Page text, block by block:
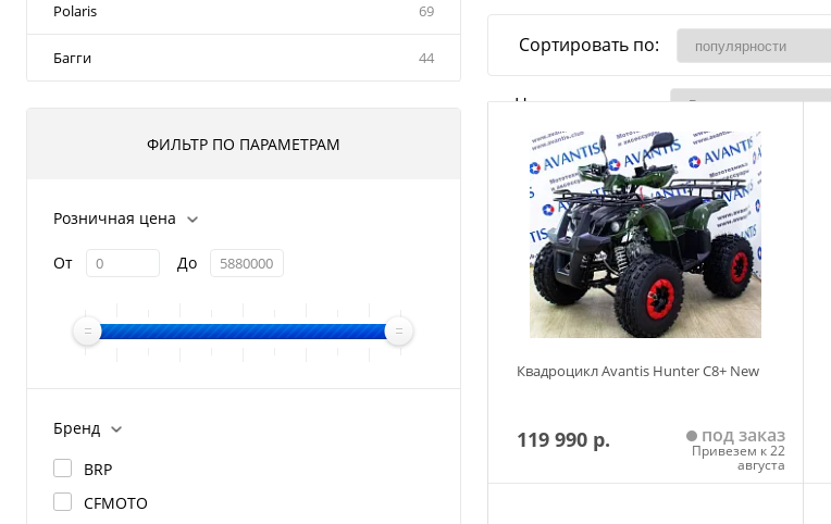
Polaris 69
Багги 44
ФИЛЬТР ПО ПАРАМЕТРАМ
Розничная цена
От До
Бренд
BRP
CFMOTO
Сортировать по:
Наличие товара
Квадроцикл Avantis Hunter C8+ New
119 990 р. под заказ
Привезем к 22
августа